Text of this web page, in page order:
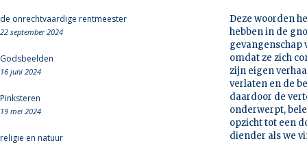
de onrechtvaardige rentmeester
22 september 2024
Godsbeelden
16 juni 2024
Pinksteren
19 mei 2024
religie en natuur
Deze woorden
hebben in de
gevangenschap
omdat ze zich
zijn eigen
verlaten en de
daardoor de
onderwerpt,
opzicht tot een
diender als we